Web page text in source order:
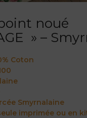
noué
» –
Coton
Smyrnalaine
imprimée ou en